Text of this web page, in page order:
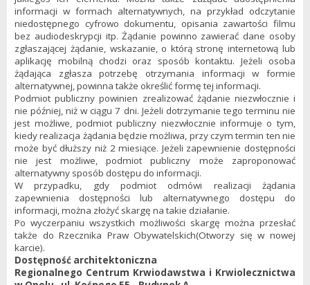
informacji w formach alternatywnych, na przykład odczytanie
niedostępnego cyfrowo dokumentu, opisania zawartości filmu
bez audiodeskrypcji itp. Żądanie powinno zawierać dane osoby
zgłaszającej żądanie, wskazanie, o którą stronę internetową lub
aplikację mobilną chodzi oraz sposób kontaktu. Jeżeli osoba
żądająca zgłasza potrzebę otrzymania informacji w formie
alternatywnej, powinna także określić formę tej informacji.
Podmiot publiczny powinien zrealizować żądanie niezwłocznie i
nie później, niż w ciągu 7 dni. Jeżeli dotrzymanie tego terminu nie
jest możliwe, podmiot publiczny niezwłocznie informuje o tym,
kiedy realizacja żądania będzie możliwa, przy czym termin ten nie
może być dłuższy niż 2 miesiące. Jeżeli zapewnienie dostępności
nie jest możliwe, podmiot publiczny może zaproponować
alternatywny sposób dostępu do informacji.
W przypadku, gdy podmiot odmówi realizacji żądania
zapewnienia dostępności lub alternatywnego dostępu do
informacji, można złożyć skargę na takie działanie.
Po wyczerpaniu wszystkich możliwości skargę można przesłać
także doRzecznika Praw Obywatelskich(Otworzy się w nowej
karcie).
Dostępność architektoniczna
Regionalnego Centrum Krwiodawstwa i Krwiolecznictwa